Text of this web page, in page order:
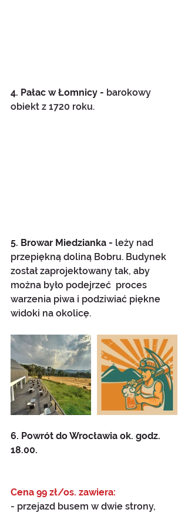
4. Pałac w Łomnicy - barokowy
obiekt z 1720 roku.
5. Browar Miedzianka - leży nad
przepiękną doliną Bobru. Budynek
został zaprojektowany tak, aby
można było podejrzeć  proces
warzenia piwa i podziwiać piękne
widoki na okolicę.
6. Powrót do Wrocławia ok. godz.
18.00.
Cena 99 zł/os. zawiera:
- przejazd busem w dwie strony,